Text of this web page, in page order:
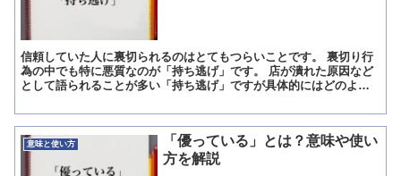
信頼していた人に裏切られるのはとてもつらいことです。 裏切り行
為の中でも特に悪質なのが「持ち逃げ」です。 店が潰れた原因など
として語られることが多い「持ち逃げ」ですが具体的にはどのよう
意味と使い方
「優っている」とは？意味や使い
方を解説